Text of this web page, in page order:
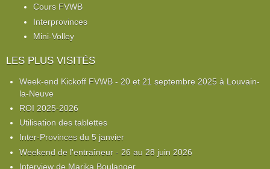
Cours FVWB
Interprovinces
Mini-Volley
LES PLUS VISITÉS
Week-end Kickoff FVWB - 20 et 21 septembre 2025 à Louvain-
la-Neuve
ROI 2025-2026
Utilisation des tablettes
Inter-Provinces du 5 janvier
Weekend de l'entraîneur - 26 au 28 juin 2026
Interview de Marika Boulanger